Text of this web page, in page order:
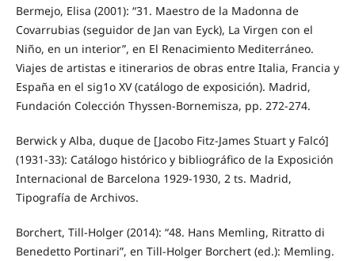
Bermejo, Elisa (2001): “31. Maestro de la Madonna de
Covarrubias (seguidor de Jan van Eyck), La Virgen con el
Niño, en un interior”, en El Renacimiento Mediterráneo.
Viajes de artistas e itinerarios de obras entre Italia, Francia y
España en el sig1o XV (catálogo de exposición). Madrid,
Fundación Colección Thyssen-Bornemisza, pp. 272-274.
Berwick y Alba, duque de [Jacobo Fitz-James Stuart y Falcó]
(1931-33): Catálogo histórico y bibliográfico de la Exposición
Internacional de Barcelona 1929-1930, 2 ts. Madrid,
Tipografía de Archivos.
Borchert, Till-Holger (2014): “48. Hans Memling, Ritratto di
Benedetto Portinari”, en Till-Holger Borchert (ed.): Memling.